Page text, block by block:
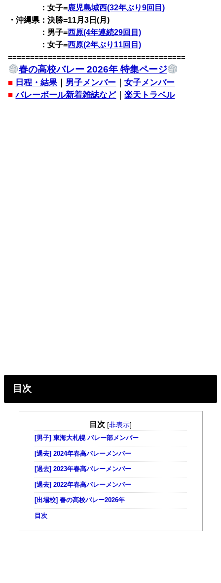
：女子=鹿児島城西(32年ぶり9回目)
・沖縄県：決勝=11月3日(月)
：男子=西原(4年連続29回目)
：女子=西原(2年ぶり11回目)
========================================
春の高校バレー 2026年 特集ページ
■ 日程・結果｜ 男子メンバー ｜女子メンバー
■ バレーボール新着雑誌など｜楽天トラベル
目次
目次 [非表示]
[男子] 東海大札幌 バレー部メンバー
[過去] 2024年春高バレーメンバー
[過去] 2023年春高バレーメンバー
[過去] 2022年春高バレーメンバー
[出場校] 春の高校バレー2026年
目次